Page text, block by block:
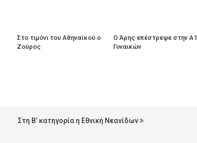
Στο τιμόνι του Αθηναϊκού ο
Ζούρος
Ο Άρης επέστρεψε στην Α1
Γυναικών
Στη Β’ κατηγορία η Εθνική Νεανίδων